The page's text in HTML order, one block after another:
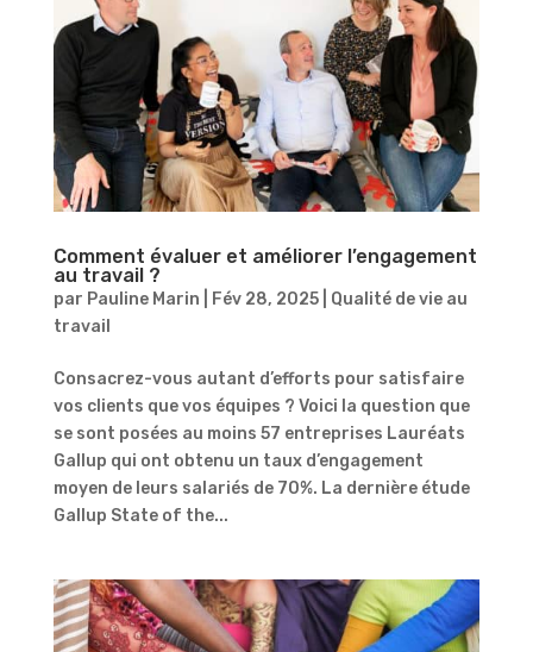
Comment évaluer et améliorer l’engagement
au travail ?
par Pauline Marin Fév 28, 2025| Qualité de vie au
travail
Consacrez-vous autant d’efforts pour satisfaire
vos clients que vos équipes ? Voici la question que
se sont posées au moins 57 entreprises Lauréats ​​
Gallup qui ont obtenu un taux d’engagement
moyen de leurs salariés de 70%. La dernière étude
Gallup State of the...